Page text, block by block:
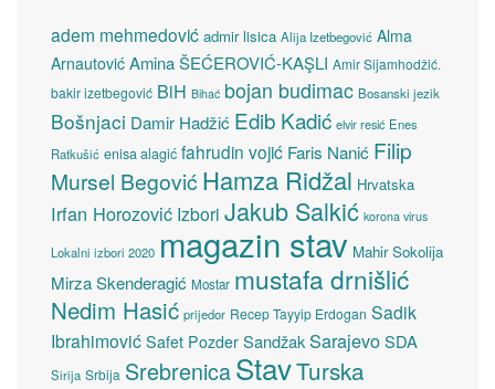
adem mehmedović admir lisica Alija Izetbegović Alma
Arnautović Amina ŠEĆEROVIĆ-KAŞLI Amir Sijamhodžić.
bakir izetbegović BiH Bihać bojan budimac Bosanski jezik
Bošnjaci Damir Hadžić Edib Kadić elvir resić Enes
Ratkušić enisa alagić fahrudin vojić Faris Nanić Filip
Mursel Begović Hamza Ridžal Hrvatska
Irfan Horozović Izbori Jakub Salkić korona virus
Lokalni izbori 2020 magazin stav Mahir Sokolija
Mirza Skenderagić Mostar mustafa drnišlić
Nedim Hasić prijedor Recep Tayyip Erdogan Sadik
Ibrahimović Safet Pozder SandžakSarajevoSDA
Sirija Srbija SrebrenicaStavTurska